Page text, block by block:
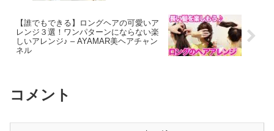
【誰でもできる】ロングヘアの可愛いア
レンジ３選！ワンパターンにならない楽
しいアレンジ♪ – AYAMAR美ヘアチャン
ネル
コメント